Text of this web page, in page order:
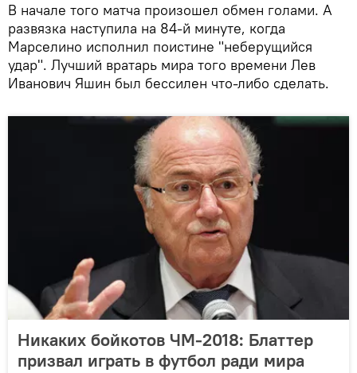
В начале того матча произошел обмен голами. А
развязка наступила на 84-й минуте, когда
Марселино исполнил поистине "неберущийся
удар". Лучший вратарь мира того времени Лев
Иванович Яшин был бессилен что-либо сделать.
Никаких бойкотов ЧМ-2018: Блаттер
призвал играть в футбол ради мира